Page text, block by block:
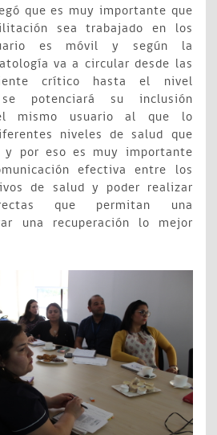
que es muy importante que
sea trabajado en los
es móvil y según la
va a circular desde las
crítico hasta el nivel
potenciará su inclusión
mismo usuario al que lo
niveles de salud que
y por eso es muy importante
efectiva entre los
de salud y poder realizar
que permitan una
una recuperación lo mejor